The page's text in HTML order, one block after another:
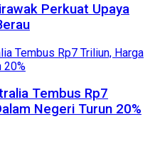
Perkuat Upaya
Tembus Rp7
Negeri Turun 20%